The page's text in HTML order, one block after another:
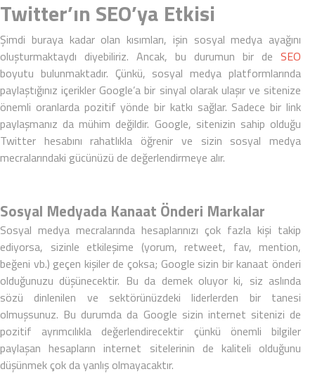
Twitter’ın SEO’ya Etkisi
Şimdi buraya kadar olan kısımları, işin sosyal medya ayağını
oluşturmaktaydı diyebiliriz. Ancak, bu durumun bir de SEO
boyutu bulunmaktadır. Çünkü, sosyal medya platformlarında
paylaştığınız içerikler Google’a bir sinyal olarak ulaşır ve sitenize
önemli oranlarda pozitif yönde bir katkı sağlar. Sadece bir link
paylaşmanız da mühim değildir. Google, sitenizin sahip olduğu
Twitter hesabını rahatlıkla öğrenir ve sizin sosyal medya
mecralarındaki gücünüzü de değerlendirmeye alır.
Sosyal Medyada Kanaat Önderi Markalar
Sosyal medya mecralarında hesaplarınızı çok fazla kişi takip
ediyorsa, sizinle etkileşime (yorum, retweet, fav, mention,
beğeni vb.) geçen kişiler de çoksa; Google sizin bir kanaat önderi
olduğunuzu düşünecektir. Bu da demek oluyor ki, siz aslında
sözü dinlenilen ve sektörünüzdeki liderlerden bir tanesi
olmuşsunuz. Bu durumda da Google sizin internet sitenizi de
pozitif ayrımcılıkla değerlendirecektir çünkü önemli bilgiler
paylaşan hesapların internet sitelerinin de kaliteli olduğunu
düşünmek çok da yanlış olmayacaktır.